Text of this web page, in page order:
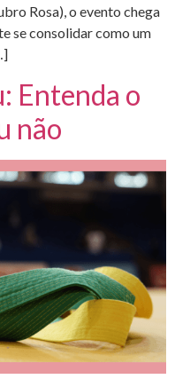
Rosa), o evento chega
se consolidar como um
Entenda o
não